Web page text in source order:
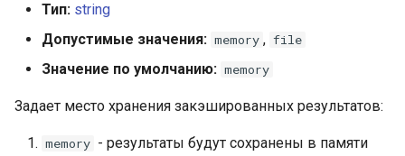
Тип: string
Допустимые значения: memory , file
Значение по умолчанию: memory
Задает место хранения закэшированных результатов:
memory - результаты будут сохранены в памяти